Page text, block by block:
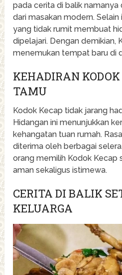
pada cerita di balik
dari masakan modern.
yang tidak rumit membuat
dipelajari. Dengan demikian,
menemukan tempat baru di
KEHADIRAN
TAMU
Kodok Kecap tidak jarang
Hidangan ini menunjukkan
kehangatan tuan rumah.
diterima oleh berbagai
orang memilih Kodok Kecap
aman sekaligus istimewa.
CERITA DI BALIK
KELUARGA